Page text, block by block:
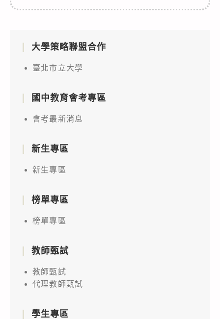
大學策略聯盟合作
臺北市立大學
國中教育會考專區
會考最新消息
新生專區
新生專區
榜單專區
榜單專區
教師甄試
教師甄試
代理教師甄試
學生專區